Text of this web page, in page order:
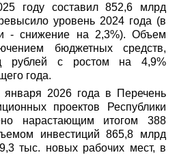
году составил 852,6 млрд
уровень 2024 года (в
- снижение на 2,3%). Объем
бюджетных средств,
рублей с ростом на 4,9%
года.
2026 года в Перечень
проектов Республики
нарастающим итогом 388
инвестиций 865,8 млрд
тыс. новых рабочих мест, в